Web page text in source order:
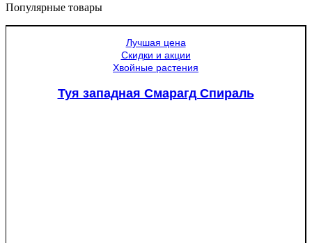
Популярные товары
Лучшая цена
Скидки и акции
Хвойные растения
Туя западная Смарагд Спираль